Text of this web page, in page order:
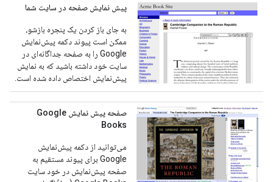
پیش نمایش صفحه در سایت شما
به جای باز کردن یک پنجره بازشو،
ممکن است پیوند دکمه پیش‌نمایش
Google را به صفحه جداگانه‌ای در
سایت خود داشته باشید که به نمایش
پیش‌نمایش اختصاص داده شده است.
صفحه پیش نمایش Google
Books
می‌توانید از دکمه پیش‌نمایش
Google برای پیوند مستقیم به
صفحه پیش‌نمایش در خود سایت